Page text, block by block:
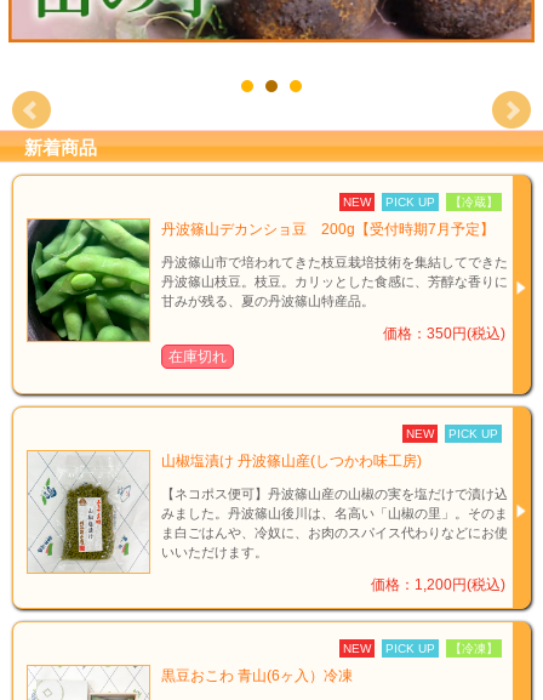
新着商品
NEW PICK UP 【冷蔵】
丹波篠山デカンショ豆 200g【受付時期7月予定】
丹波篠山市で培われてきた枝豆栽培技術を集結してできた
丹波篠山枝豆。枝豆。カリッとした食感に、芳醇な香りに
甘みが残る、夏の丹波篠山特産品。
価格：350円(税込)
在庫切れ
NEW PICK UP
山椒塩漬け 丹波篠山産(しつかわ味工房)
【ネコポス便可】丹波篠山産の山椒の実を塩だけで漬け込
みました。丹波篠山後川は、名高い「山椒の里」。そのま
ま白ごはんや、冷奴に、お肉のスパイス代わりなどにお使
いいただけます。
価格：1,200円(税込)
NEW PICK UP 【冷凍】
黒豆おこわ 青山(6ヶ入）冷凍